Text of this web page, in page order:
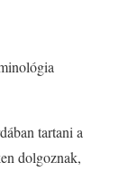
tartani a
dolgoznak,